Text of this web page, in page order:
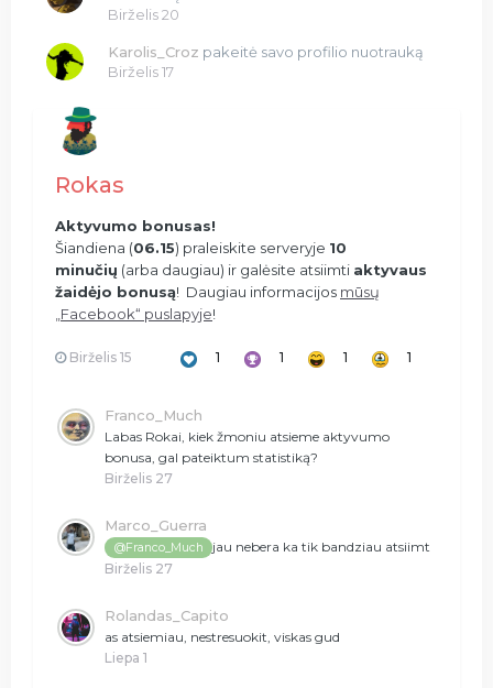
Birželis 20
Karolis_Croz pakeitė savo profilio nuotrauką
Birželis 17
Rokas
Aktyvumo bonusas!
Šiandiena (06.15) praleiskite serveryje 10
minučių (arba daugiau) ir galėsite atsiimti aktyvaus
žaidėjo bonusą! Daugiau informacijos mūsų
„Facebook“ puslapyje!
Birželis 15 1 1 1 1
Franco_Much
Labas Rokai, kiek žmoniu atsieme aktyvumo
bonusa, gal pateiktum statistiką?
Birželis 27
Marco_Guerra
@Franco_Much
jau nebera ka tik bandziau atsiimt
Birželis 27
Rolandas_Capito
as atsiemiau, nestresuokit, viskas gud
Liepa 1